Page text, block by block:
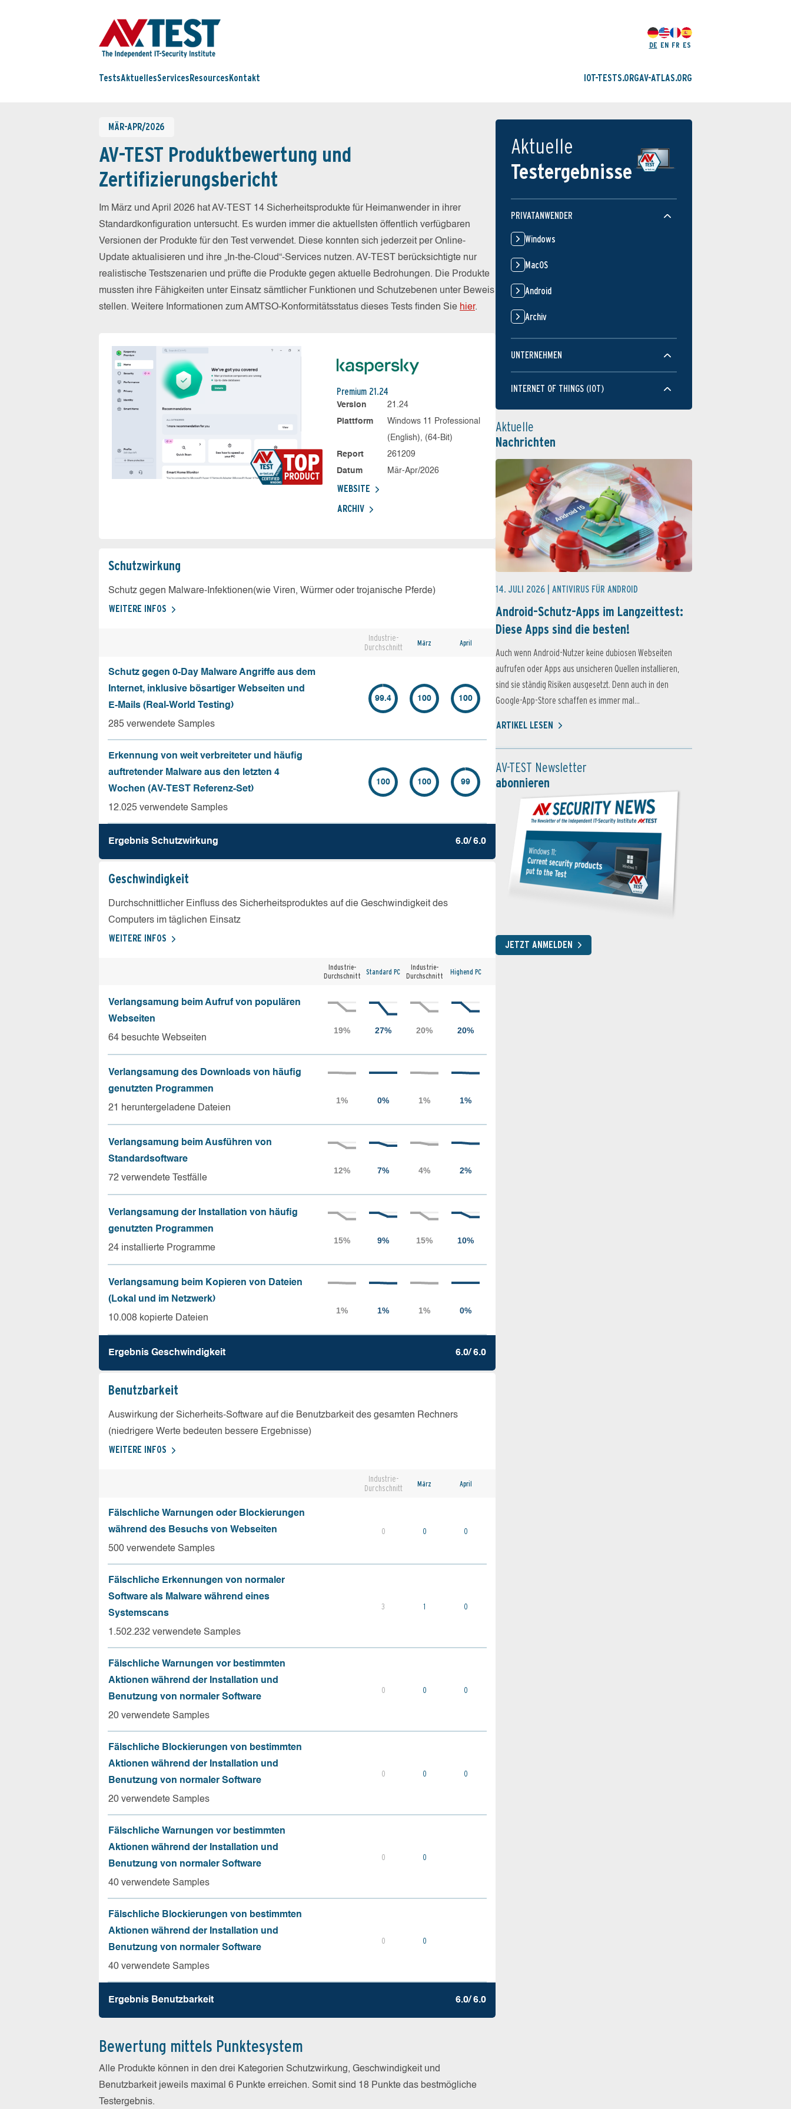
DE EN FR ES
TestsAktuellesServices Resources Kontakt IOT-TESTS.ORGAV-ATLAS.ORG
MÄR-APR/2026
AV-TEST Produktbewertung und
Zertifizierungsbericht
Im März und April 2026 hat AV-TEST 14 Sicherheitsprodukte für Heimanwender in ihrer
Standardkonfiguration untersucht. Es wurden immer die aktuellsten öffentlich verfügbaren
Versionen der Produkte für den Test verwendet. Diese konnten sich jederzeit per Online-
Update aktualisieren und ihre „In-the-Cloud“-Services nutzen. AV-TEST berücksichtigte nur
realistische Testszenarien und prüfte die Produkte gegen aktuelle Bedrohungen. Die Produkte
mussten ihre Fähigkeiten unter Einsatz sämtlicher Funktionen und Schutzebenen unter Beweis
stellen. Weitere Informationen zum AMTSO-Konformitätsstatus dieses Tests finden Sie hier.
Premium 21.24
Version
21.24
Plattform
Windows 11 Professional
(English), (64-Bit)
Report
261209
Datum
Mär-Apr/2026
WEBSITE
ARCHIV
Schutz­wirkung
Schutz gegen Malware-Infektionen(wie Viren, Würmer oder trojanische Pferde)
WEITERE INFOS
Industrie-
Durchschnitt
März April
Schutz gegen 0-Day Malware Angriffe aus dem
Internet, inklusive bösartiger Webseiten und
E-Mails (Real-World Testing)
285 verwendete Samples
99.4 100 100
Erkennung von weit verbreiteter und häufig
auftretender Malware aus den letzten 4
Wochen (AV-TEST Referenz-Set)
12.025 verwendete Samples
100 100 99
Ergebnis Schutz­wirkung 6.0/ 6.0
Geschw­indigkeit
Durchschnittlicher Einfluss des Sicherheitsproduktes auf die Geschwindigkeit des
Computers im täglichen Einsatz
WEITERE INFOS
Industrie-
Durchschnitt
Standard PC
Industrie-
Durchschnitt
Highend PC
Verlangsamung beim Aufruf von populären
Webseiten
64 besuchte Webseiten
Verlangsamung des Downloads von häufig
genutzten Programmen
21 heruntergeladene Dateien
Verlangsamung beim Ausführen von
Standardsoftware
72 verwendete Testfälle
Verlangsamung der Installation von häufig
genutzten Programmen
24 installierte Programme
Verlangsamung beim Kopieren von Dateien
(Lokal und im Netzwerk)
10.008 kopierte Dateien
Ergebnis Geschw­indigkeit 6.0/ 6.0
Benutz­barkeit
Auswirkung der Sicherheits-Software auf die Benutzbarkeit des gesamten Rechners
(niedrigere Werte bedeuten bessere Ergebnisse)
WEITERE INFOS
Industrie-
Durchschnitt
März April
Fälschliche Warnungen oder Blockierungen
während des Besuchs von Webseiten
500 verwendete Samples
0 0 0
Fälschliche Erkennungen von normaler
Software als Malware während eines
Systemscans
1.502.232 verwendete Samples
3 1 0
Fälschliche Warnungen vor bestimmten
Aktionen während der Installation und
Benutzung von normaler Software
20 verwendete Samples
0 0 0
Fälschliche Blockierungen von bestimmten
Aktionen während der Installation und
Benutzung von normaler Software
20 verwendete Samples
0 0 0
Fälschliche Warnungen vor bestimmten
Aktionen während der Installation und
Benutzung von normaler Software
40 verwendete Samples
0 0
Fälschliche Blockierungen von bestimmten
Aktionen während der Installation und
Benutzung von normaler Software
40 verwendete Samples
0 0
Ergebnis Benutz­barkeit 6.0/ 6.0
Bewertung mittels Punktesystem
Alle Produkte können in den drei Kategorien Schutzwirkung, Geschwindigkeit und
Benutzbarkeit jeweils maximal 6 Punkte erreichen. Somit sind 18 Punkte das bestmögliche
Testergebnis.
Aktuelle
Testergebnisse
PRIVATANWENDER
Windows
MacOS
Android
Archiv
UNTERNEHMEN
INTERNET OF THINGS (IOT)
Aktuelle
Nachrichten
14. JULI 2026 | ANTIVIRUS FÜR ANDROID
Android-Schutz-Apps im Langzeittest:
Diese Apps sind die besten!
Auch wenn Android-Nutzer keine dubiosen Webseiten
aufrufen oder Apps aus unsicheren Quellen installieren,
sind sie ständig Risiken ausgesetzt. Denn auch in den
Google-App-Store schaffen es immer mal...
ARTIKEL LESEN
AV-TEST Newsletter
abonnieren
JETZT ANMELDEN